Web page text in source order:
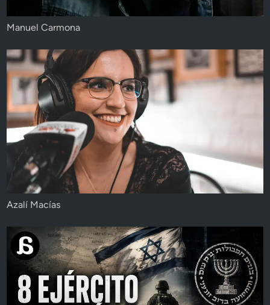
Manuel Carmona
Azalí Macías